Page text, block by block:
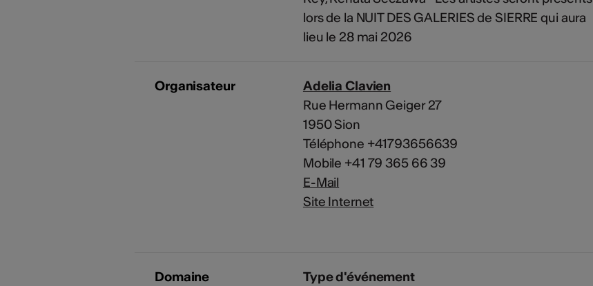
lors de la NUIT DES GALERIES de SIERRE qui aura
lieu le 28 mai 2026
Organisateur
Adelia Clavien
Rue Hermann Geiger 27
1950 Sion
Téléphone +41793656639
Mobile +41 79 365 66 39
E-Mail
Site Internet
Domaine
Type d'événement